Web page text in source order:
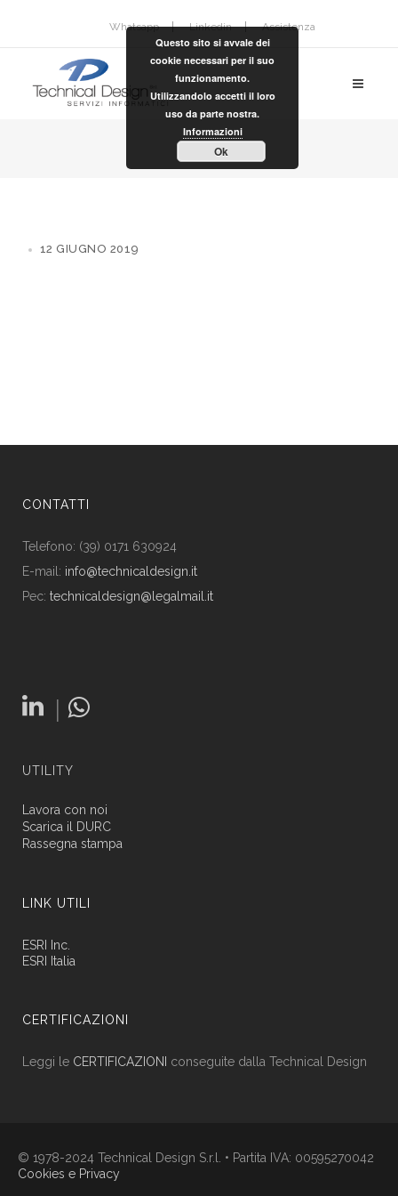
Whatsapp Linkedin Assistenza
12 GIUGNO 2019
CONTATTI
Telefono: (39) 0171 630924
E-mail: info@technicaldesign.it
Pec: technicaldesign@legalmail.it
|
UTILITY
Lavora con noi
Scarica il DURC
Rassegna stampa
LINK UTILI
ESRI Inc.
ESRI Italia
CERTIFICAZIONI
Leggi le CERTIFICAZIONI conseguite dalla Technical Design
© 1978-2024 Technical Design S.r.l. • Partita IVA: 00595270042
Cookies e Privacy
Questo sito si avvale dei
cookie necessari per il suo
funzionamento.
Utilizzandolo accetti il loro
uso da parte nostra.
Informazioni
Ok